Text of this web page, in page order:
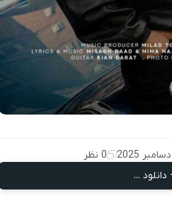
0 نظر
...